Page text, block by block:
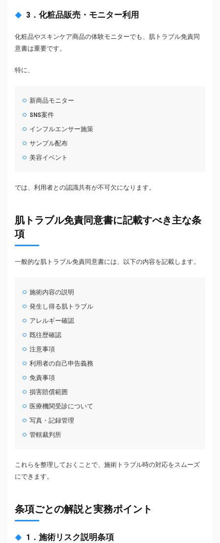
3．化粧品販売・モニター利用
化粧品やスキンケア商品の体験モニターでも、肌トラブル免責同
意書は重要です。
特に、
新商品モニター
SNS案件
インフルエンサー施策
サンプル配布
美容イベント
では、利用者との認識共有が不可欠になります。
肌トラブル免責同意書に記載すべき主な条
項
一般的な肌トラブル免責同意書には、以下の内容を記載します。
施術内容の説明
発生し得る肌トラブル
アレルギー確認
既往歴確認
注意事項
利用者の自己申告義務
免責事項
損害賠償範囲
医療機関受診について
写真・記録管理
管轄裁判所
これらを整理しておくことで、施術トラブル時の対応をスムーズ
にできます。
条項ごとの解説と実務ポイント
1．施術リスク説明条項